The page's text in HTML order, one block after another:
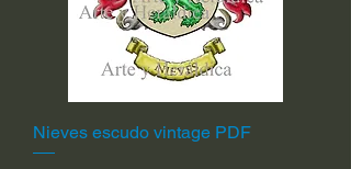
Nieves escudo vintage PDF